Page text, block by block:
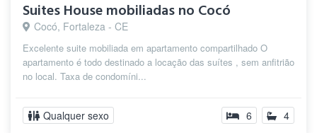
Suites House mobiliadas no Cocó
Cocó, Fortaleza - CE
Excelente suite mobiliada em apartamento compartilhado O
apartamento é todo destinado a locação das suítes , sem anfitrião
no local. Taxa de condomíni...
Qualquer sexo 6 4